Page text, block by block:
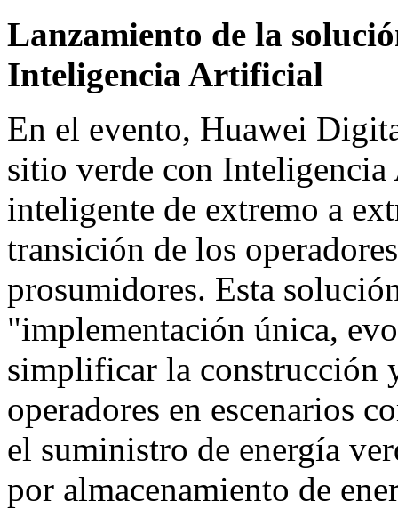
Lanzamiento de la
Inteligencia Artificial
En el evento, Huawei
sitio verde con
inteligente de extremo a
transición de los
prosumidores. Esta
"implementación única,
simplificar la construcción
operadores en escenarios
el suministro de energía
por almacenamiento de